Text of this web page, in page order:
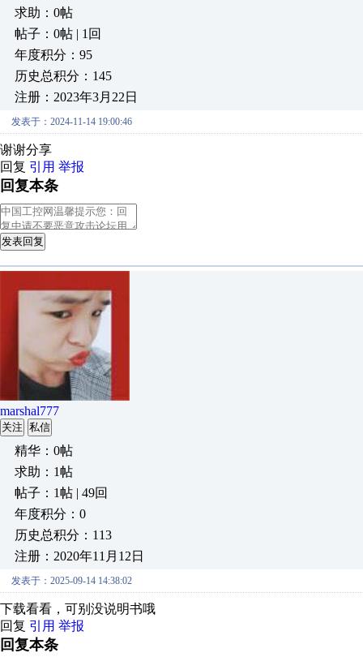
求助：0帖
帖子：0帖 | 1回
年度积分：95
历史总积分：145
注册：2023年3月22日
发表于：2024-11-14 19:00:46
谢谢分享
回复 引用 举报
回复本条
发表回复
marshal777
关注 私信
精华：0帖
求助：1帖
帖子：1帖 | 49回
年度积分：0
历史总积分：113
注册：2020年11月12日
发表于：2025-09-14 14:38:02
下载看看，可别没说明书哦
回复 引用 举报
回复本条